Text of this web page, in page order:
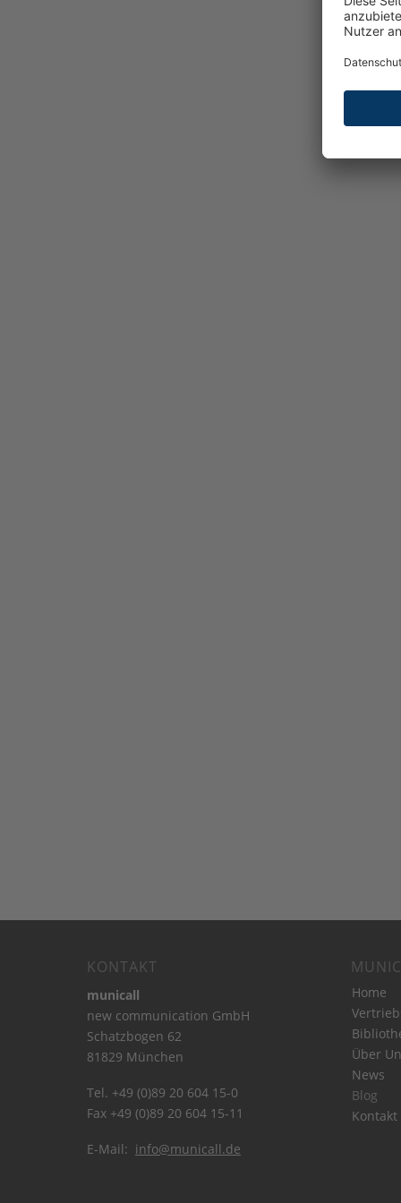
KONTAKT
municall
new communication GmbH
Schatzbogen 62
81829 München
Tel. +49 (0)89 20 604 15-0
Fax +49 (0)89 20 604 15-11
E-Mail: info@municall.de
Home
Über
News
Blog
Kontakt